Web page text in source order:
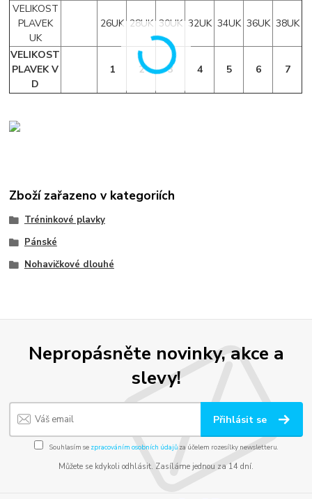
VELIKOST
PLAVEK
UK
26UK 28UK 30UK 32UK 34UK 36UK 38UK
VELIKOST
PLAVEK V
D
1 2 3 4 5 6 7
Zboží zařazeno v kategoriích
Tréninkové plavky
Pánské
Nohavičkové dlouhé
Nepropásněte novinky, akce a
slevy!
Přihlásit se
Souhlasím se zpracováním osobních údajůza účelem rozesílky newsletteru.
Můžete se kdykoli odhlásit. Zasíláme jednou za 14 dní.